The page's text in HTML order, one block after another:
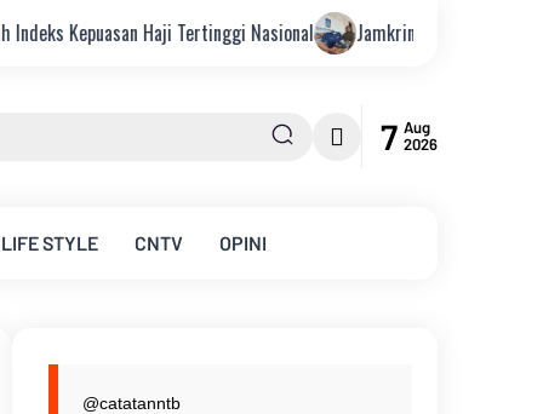
Haji Tertinggi Nasional Jamkrindo Perkuat Kemitraan dengan
7 Aug
2026
LIFE STYLE CNTV OPINI
@catatanntb